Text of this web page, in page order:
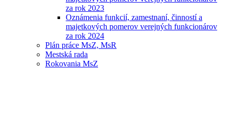
za rok 2023
Oznámenia funkcií, zamestnaní, činností a
majetkových pomerov verejných funkcionárov
za rok 2024
Plán práce MsZ, MsR
Mestská rada
Rokovania MsZ